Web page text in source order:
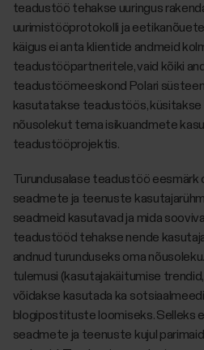
teadustöö tehakse uuringus
uurimistööprotokolli ja eetikanõuete
käigus ei anta klientide andmeid
teadustööpartneritele, vaid kõiki
teadustöömeeskond Polari
kasutatakse teadustöös, küsitakse
nõusolekut tema isikuandmete
teadustööprojektis.
Turundusalase teadustöö eesmärk
seadmete ja teenuste
seadmeid kasutavad ja mida
teadustööd tehakse nende
andnud turunduseks oma
tulemusi (kasutajakäitumise
võidakse kasutada ka
blogipostituste loomiseks. Selleks
seadmete ja teenuste kujul